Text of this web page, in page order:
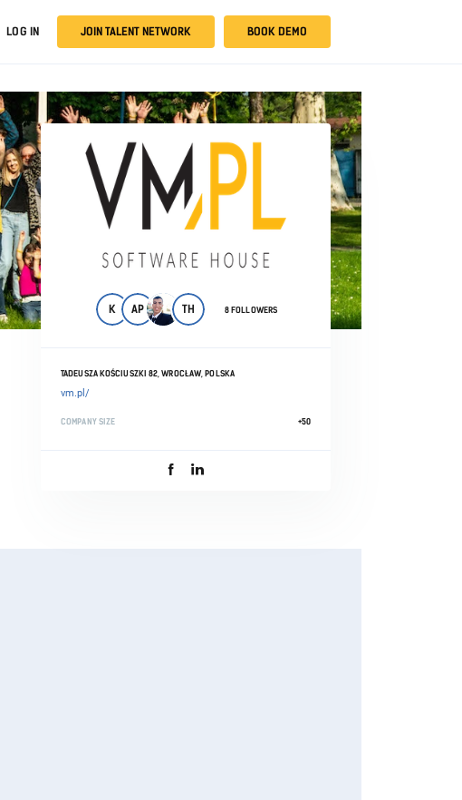
LOG IN JOIN TALENT NETWORK BOOK DEMO
K AP TH 8 FOLLOWERS
TADEUSZA KOŚCIUSZKI 82, WROCŁAW, POLSKA
vm.pl/
COMPANY SIZE +50